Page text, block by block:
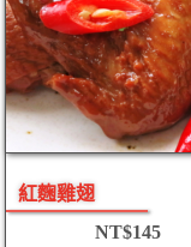
紅麴雞翅
NT$145